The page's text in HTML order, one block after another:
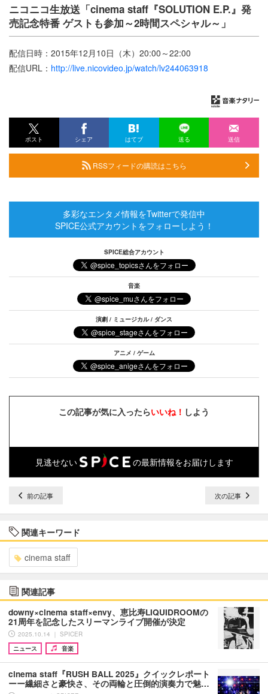
ニコニコ生放送「cinema staff『SOLUTION E.P.』発
売記念特番 ゲストも参加～2時間スペシャル～」
配信日時：2015年12月10日（木）20:00～22:00
配信URL： http://live.nicovideo.jp/watch/lv244063918
ポスト シェア はてブ 送る 送信
RSSフィードの購読はこちら
多彩なエンタメ情報をTwitterで発信中
SPICE公式アカウントをフォローしよう！
SPICE総合アカウント
音楽
演劇 / ミュージカル / ダンス
アニメ / ゲーム
この記事が気に入ったらいいね！ しよう
見逃せない の最新情報をお届けします
前の記事 次の記事
関連キーワード
cinema staff
関連記事
downy×cinema staff×envy、恵比寿LIQUIDROOMの
21周年を記念したスリーマンライブ開催が決定
2025.10.14 ｜ SPICER
ニュース
音楽
cinema staff『RUSH BALL 2025』クイックレポート
ーー繊細さと豪快さ、その両輪と圧倒的演奏力で魅…